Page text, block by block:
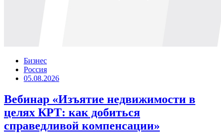
Бизнес
Россия
05.08.2026
Вебинар «Изъятие недвижимости в
целях КРТ: как добиться
справедливой компенсации»